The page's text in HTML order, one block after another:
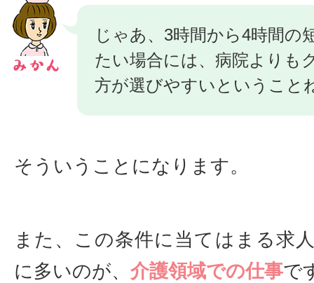
じゃあ、3時間から4時間の
たい場合には、病院よりも
方が選びやすいということ
そういうことになります。
また、この条件に当てはまる求
に多いのが、 介護領域での仕事で